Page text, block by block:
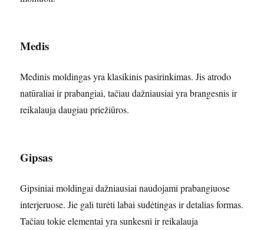
Medis
Medinis moldingas yra klasikinis pasirinkimas. Jis atrodo
natūraliai ir prabangiai, tačiau dažniausiai yra brangesnis ir
reikalauja daugiau priežiūros.
Gipsas
Gipsiniai moldingai dažniausiai naudojami prabangiuose
interjeruose. Jie gali turėti labai sudėtingas ir detalias formas.
Tačiau tokie elementai yra sunkesni ir reikalauja